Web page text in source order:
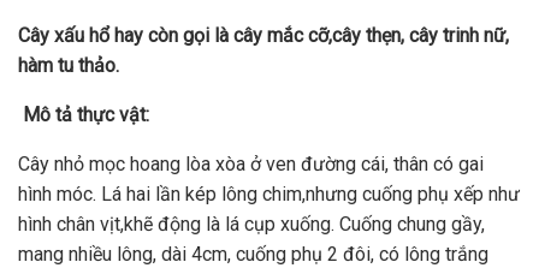
Cây xấu hổ hay còn gọi là cây mắc cỡ,cây thẹn, cây trinh nữ,
hàm tu thảo.
Mô tả thực vật:
Cây nhỏ mọc hoang lòa xòa ở ven đường cái, thân có gai
hình móc. Lá hai lần kép lông chim,nhưng cuống phụ xếp như
hình chân vịt,khẽ động là lá cụp xuống. Cuống chung gầy,
mang nhiều lông, dài 4cm, cuống phụ 2 đôi, có lông trắng